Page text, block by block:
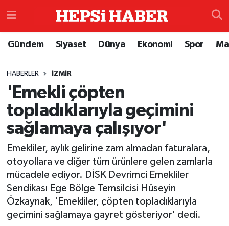
Gündem Siyaset Dünya Ekonomi Spor
HABERLER İZMIR
'Emekli çöpten
topladıklarıyla geçimini
sağlamaya çalışıyor'
Emekliler, aylık gelirine zam almadan faturalara,
otoyollara ve diğer tüm ürünlere gelen zamlarla
mücadele ediyor. DİSK Devrimci Emekliler
Sendikası Ege Bölge Temsilcisi Hüseyin
Özkaynak, 'Emekliler, çöpten topladıklarıyla
geçimini sağlamaya gayret gösteriyor' dedi.
Çevre
Dünya
Eğitim
Ekonomi
Gündem
İzmir Namaz Vakitleri
İstanbul Trafik Yoğunluk Haritası
Süper Lig Puan Durumu ve Fikstür
Tüm Manşetler
Son Dakika Haberleri
Haber Arşivi